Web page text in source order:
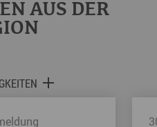
AUS DER